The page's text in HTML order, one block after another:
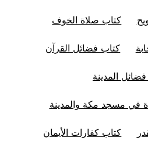
كتاب صلاة الخوف
كتاب فضائل القرآن
المدينة
في مسجد مكة والمدينة
كتاب كفارات الأيمان